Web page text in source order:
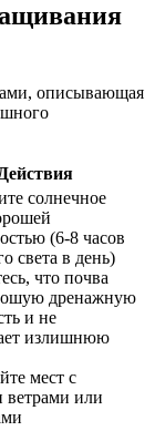
описывающая
Действия
солнечное
(6-8 часов
света в день)
что почва
дренажную
и не
излишнюю
мест с
или